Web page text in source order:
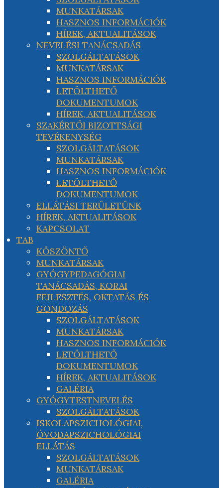
MUNKATÁRSAK
HASZNOS INFORMÁCIÓK
HÍREK, AKTUALITÁSOK
NEVELÉSI TANÁCSADÁS
SZOLGÁLTATÁSOK
MUNKATÁRSAK
HASZNOS INFORMÁCIÓK
LETÖLTHETŐ
DOKUMENTUMOK
HÍREK, AKTUALITÁSOK
SZAKÉRTŐI BIZOTTSÁGI
TEVÉKENYSÉG
SZOLGÁLTATÁSOK
MUNKATÁRSAK
HASZNOS INFORMÁCIÓK
LETÖLTHETŐ
DOKUMENTUMOK
ELLÁTÁSI TERÜLETÜNK
HÍREK, AKTUALITÁSOK
KAPCSOLAT
TAB
KÖSZÖNTŐ
MUNKATÁRSAK
GYÓGYPEDAGÓGIAI
TANÁCSADÁS, KORAI
FEJLESZTÉS, OKTATÁS ÉS
GONDOZÁS
SZOLGÁLTATÁSOK
MUNKATÁRSAK
HASZNOS INFORMÁCIÓK
LETÖLTHETŐ
DOKUMENTUMOK
HÍREK, AKTUALITÁSOK
GALÉRIA
GYÓGYTESTNEVELÉS
SZOLGÁLTATÁSOK
ISKOLAPSZICHOLÓGIAI,
ÓVODAPSZICHOLÓGIAI
ELLÁTÁS
SZOLGÁLTATÁSOK
MUNKATÁRSAK
GALÉRIA